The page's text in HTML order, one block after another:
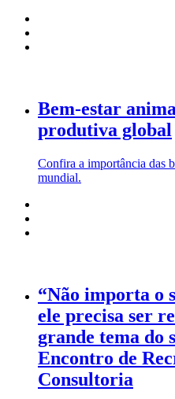
Bem-estar
produtiva global
Confira a importância das
mundial.
“Não importa o
ele precisa ser
grande tema do
Encontro de
Consultoria